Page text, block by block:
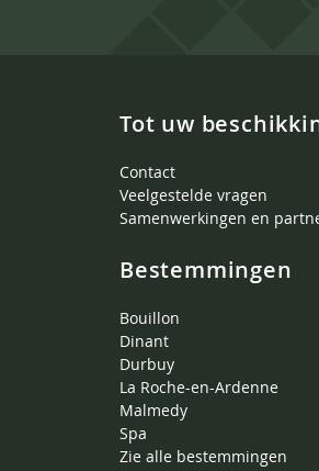
Tot uw
Contact
Veelgestelde vragen
Samenwerkingen en
Bestemmingen
Bouillon
Dinant
Durbuy
La Roche-en-Ardenne
Malmedy
Spa
Zie alle bestemmingen